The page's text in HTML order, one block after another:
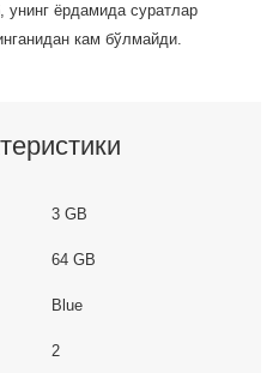
ёрдамида суратлар
кам бўлмайди.
3 GB
64 GB
Blue
2